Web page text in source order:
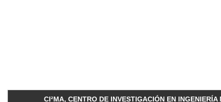
CI²MA, CENTRO DE INVESTIGACIÓN EN